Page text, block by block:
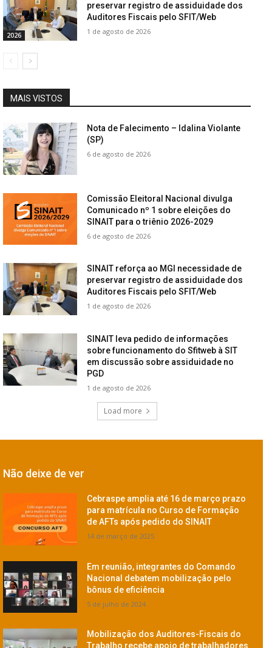
2026
preservar registro de assiduidade dos
Auditores Fiscais pelo SFIT/Web
1 de agosto de 2026
MAIS VISTOS
Nota de Falecimento – Idalina Violante
(SP)
6 de agosto de 2026
Comissão Eleitoral Nacional divulga
Comunicado nº 1 sobre eleições do
SINAIT para o triênio 2026-2029
6 de agosto de 2026
SINAIT reforça ao MGI necessidade de
preservar registro de assiduidade dos
Auditores Fiscais pelo SFIT/Web
1 de agosto de 2026
SINAIT leva pedido de informações
sobre funcionamento do Sfitweb à SIT
em discussão sobre assiduidade no
PGD
1 de agosto de 2026
Load more
Não deixe de ver
Cebraspe amplia até 16 de março prazo
para matrícula no Curso de Formação
de AFTs após pedido do SINAIT
14 de março de 2025
Em reunião, integrantes do Comando
Nacional debatem mobilização pelo
bônus de eficiência
5 de julho de 2024
Mobilização dos Auditores-Fiscais do
Trabalho recebe apoio de trabalhadores